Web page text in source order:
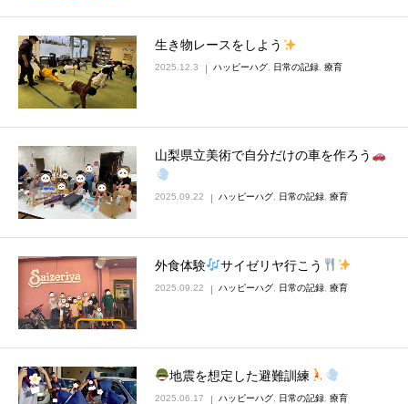
生き物レースをしよう
2025.12.3 ハッピーハグ, 日常の記録, 療育
山梨県立美術で自分だけの車を作ろう
2025.09.22 ハッピーハグ 日常の記録 療育
外食体験 サイゼリヤ行こう
2025.09.22 ハッピーハグ 日常の記録 療育
地震を想定した避難訓練
2025.06.17 ハッピーハグ 日常の記録 療育